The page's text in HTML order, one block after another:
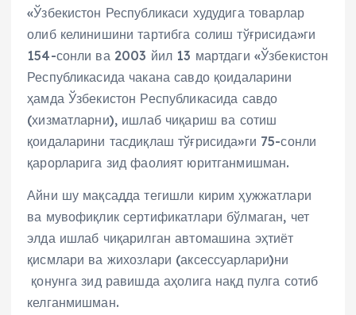
«Ўзбекистон Республикаси худудига товарлар
олиб келинишини тартибга солиш тўғрисида»ги
154-сонли ва 2003 йил 13 мартдаги «Ўзбекистон
Республикасида чакана савдо қоидаларини
ҳамда Ўзбекистон Республикасида савдо
(хизматларни), ишлаб чиқариш ва сотиш
қоидаларини тасдиқлаш тўғрисида»ги 75-сонли
қарорларига зид фаолият юритганмишман.
Айни шу мақсадда тегишли кирим ҳужжатлари
ва мувофиқлик сертификатлари бўлмаган, чет
элда ишлаб чиқарилган автомашина эҳтиёт
қисмлари ва жихозлари (аксессуарлари)ни
қонунга зид равишда аҳолига нақд пулга сотиб
келганмишман.